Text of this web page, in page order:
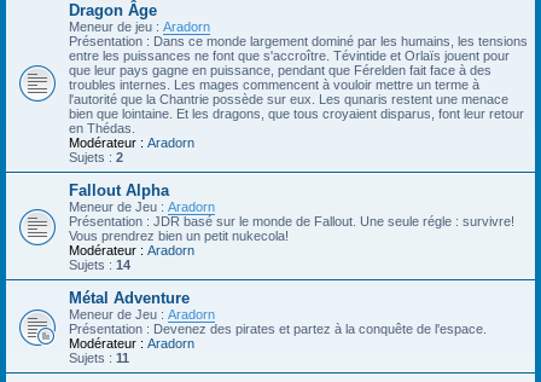
Dragon Âge
Meneur de jeu : Aradorn
Présentation : Dans ce monde largement dominé par les humains, les tensions
entre les puissances ne font que s'accroître. Tévintide et Orlaïs jouent pour
que leur pays gagne en puissance, pendant que Férelden fait face à des
troubles internes. Les mages commencent à vouloir mettre un terme à
l'autorité que la Chantrie possède sur eux. Les qunaris restent une menace
bien que lointaine. Et les dragons, que tous croyaient disparus, font leur retour
en Thédas.
Modérateur : Aradorn
Sujets : 2
Fallout Alpha
Meneur de Jeu : Aradorn
Présentation : JDR basé sur le monde de Fallout. Une seule régle : survivre!
Vous prendrez bien un petit nukecola!
Modérateur : Aradorn
Sujets : 14
Métal Adventure
Meneur de Jeu : Aradorn
Présentation : Devenez des pirates et partez à la conquête de l'espace.
Modérateur : Aradorn
Sujets : 11